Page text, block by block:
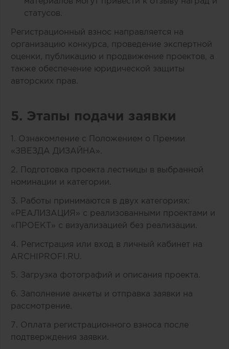
статусов.
Регистрационный взнос направляется на
организацию конкурса, проведение экспертной
оценки, публикацию и продвижение проектов, а
также обеспечение юридической защиты
авторских прав.
5. Этапы подачи заявки
1. Ознакомление с Положением о Премии
«ЗВЕЗДА ДИЗАЙНА».
2. Подготовка проекта лестницы в выбранной
номинации и категории.
3. Работы принимаются в двух категориях:
«РЕАЛИЗАЦИЯ» с реализованными проектами и
«ПРОЕКТ» с визуализацией без реализации.
4. Регистрация или вход в личный кабинет на
ARCHIPROFI.RU.
5. Загрузка фотографий и описания проекта.
6. Заполнение анкеты и отправка заявки на
рассмотрение.
7. Оплата регистрационного взноса после
подтверждения заявки.